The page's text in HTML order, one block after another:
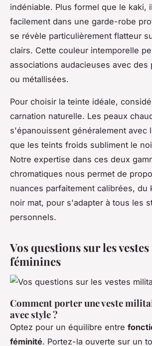
indéniable. Plus formel que le kaki,
facilement dans une garde-robe
se révèle particulièrement flatteur
clairs. Cette couleur intemporelle
associations audacieuses avec des
ou métallisées.
Pour choisir la teinte idéale,
carnation naturelle. Les peaux
s'épanouissent généralement avec
que les teints froids subliment le
Notre expertise dans ces deux
chromatiques nous permet de
nuances parfaitement calibrées, du
noir mat, pour s'adapter à tous les
personnels.
Vos questions sur les
féminines
Comment porter une veste
avec style ?
Optez pour un équilibre entre
féminité. Portez-la ouverte sur un